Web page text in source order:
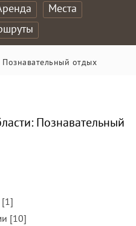
Места
Познавательный отдых
Познавательный
[10]